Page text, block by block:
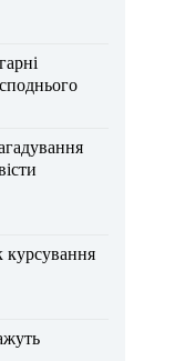
курсування